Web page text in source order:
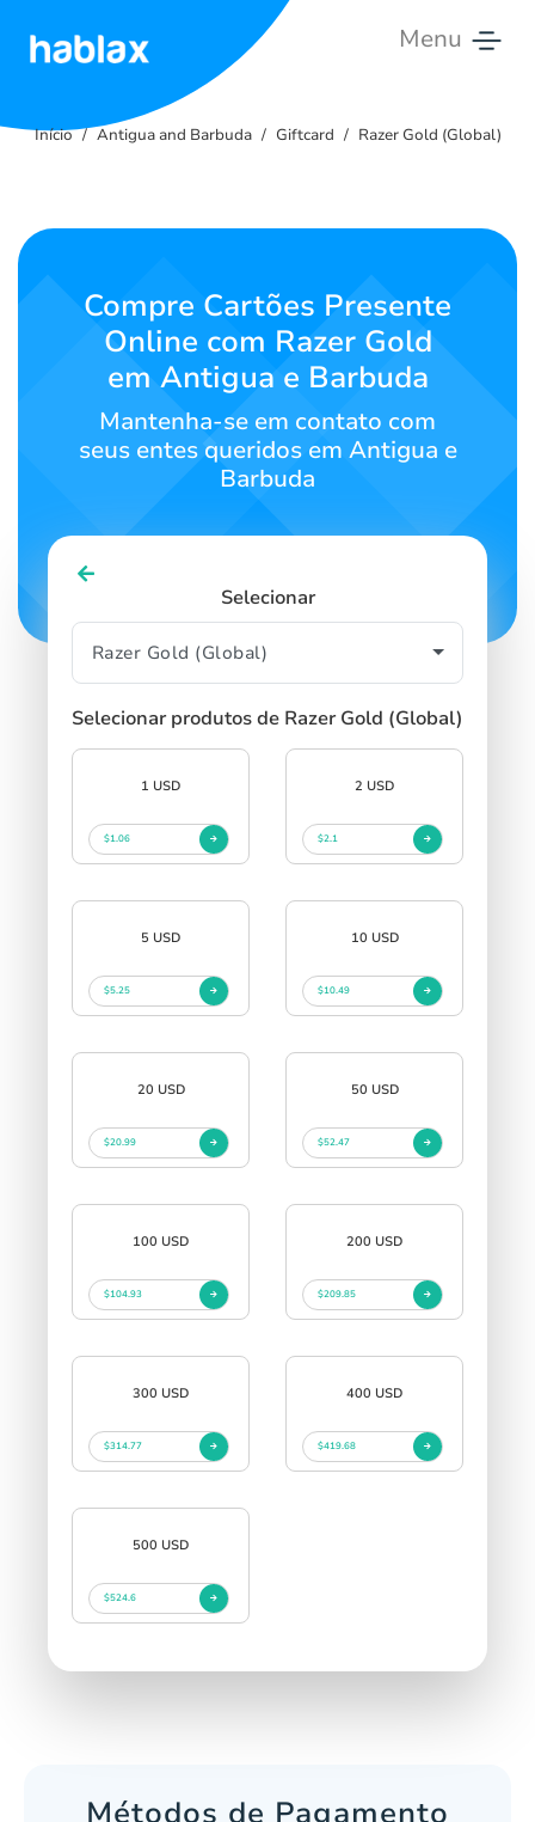
Menu
Tarifas
Contate-
Português
Início Antigua and Barbuda Giftcard Razer Gold (Global)
Compre Cartões Presente
Online com Razer Gold
em Antigua e Barbuda
Mantenha-se em contato com
seus entes queridos em Antigua e
Barbuda
Selecionar
Selecionar produtos de Razer Gold (Global)
1 USD
$1.06
2 USD
$2.1
5 USD
$5.25
10 USD
$10.49
20 USD
$20.99
50 USD
$52.47
100 USD
$104.93
200 USD
$209.85
300 USD
$314.77
400 USD
$419.68
500 USD
$524.6
Métodos de Pagamento